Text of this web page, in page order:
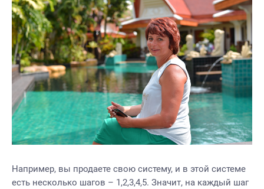
Например, вы продаете свою систему, и в этой системе
есть несколько шагов – 1,2,3,4,5. Значит, на каждый шаг